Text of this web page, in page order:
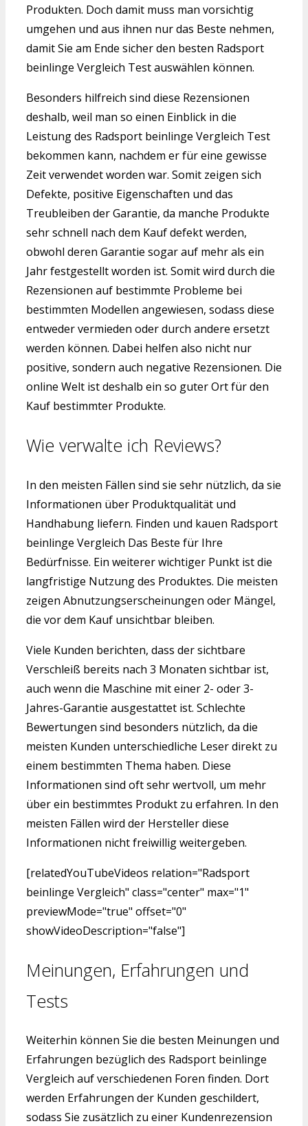
Produkten. Doch damit muss man vorsichtig
umgehen und aus ihnen nur das Beste nehmen,
damit Sie am Ende sicher den besten Radsport
beinlinge Vergleich Test auswählen können.
Besonders hilfreich sind diese Rezensionen
deshalb, weil man so einen Einblick in die
Leistung des Radsport beinlinge Vergleich Test
bekommen kann, nachdem er für eine gewisse
Zeit verwendet worden war. Somit zeigen sich
Defekte, positive Eigenschaften und das
Treubleiben der Garantie, da manche Produkte
sehr schnell nach dem Kauf defekt werden,
obwohl deren Garantie sogar auf mehr als ein
Jahr festgestellt worden ist. Somit wird durch die
Rezensionen auf bestimmte Probleme bei
bestimmten Modellen angewiesen, sodass diese
entweder vermieden oder durch andere ersetzt
werden können. Dabei helfen also nicht nur
positive, sondern auch negative Rezensionen. Die
online Welt ist deshalb ein so guter Ort für den
Kauf bestimmter Produkte.
Wie verwalte ich Reviews?
In den meisten Fällen sind sie sehr nützlich, da sie
Informationen über Produktqualität und
Handhabung liefern. Finden und kauen Radsport
beinlinge Vergleich Das Beste für Ihre
Bedürfnisse. Ein weiterer wichtiger Punkt ist die
langfristige Nutzung des Produktes. Die meisten
zeigen Abnutzungserscheinungen oder Mängel,
die vor dem Kauf unsichtbar bleiben.
Viele Kunden berichten, dass der sichtbare
Verschleiß bereits nach 3 Monaten sichtbar ist,
auch wenn die Maschine mit einer 2- oder 3-
Jahres-Garantie ausgestattet ist. Schlechte
Bewertungen sind besonders nützlich, da die
meisten Kunden unterschiedliche Leser direkt zu
einem bestimmten Thema haben. Diese
Informationen sind oft sehr wertvoll, um mehr
über ein bestimmtes Produkt zu erfahren. In den
meisten Fällen wird der Hersteller diese
Informationen nicht freiwillig weitergeben.
[relatedYouTubeVideos relation="Radsport
beinlinge Vergleich" class="center" max="1"
previewMode="true" offset="0"
showVideoDescription="false"]
Meinungen, Erfahrungen und
Tests
Weiterhin können Sie die besten Meinungen und
Erfahrungen bezüglich des Radsport beinlinge
Vergleich auf verschiedenen Foren finden. Dort
werden Erfahrungen der Kunden geschildert,
sodass Sie zusätzlich zu einer Kundenrezension